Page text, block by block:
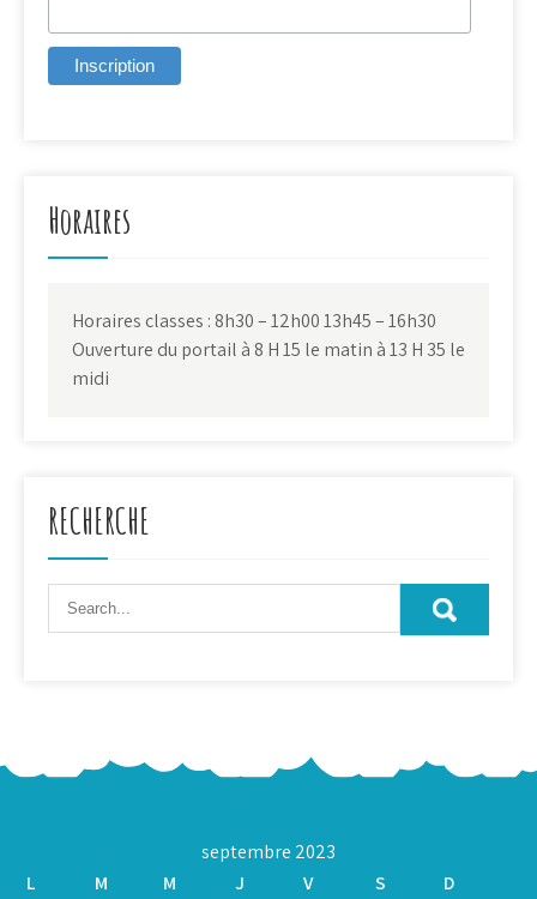
Horaires
Horaires classes : 8h30 – 12h00 13h45 – 16h30
Ouverture du portail à 8 H 15 le matin à 13 H 35 le
midi
RECHERCHE
septembre 2023
L
M M J V S
D